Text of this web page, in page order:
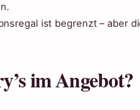
ist begrenzt – aber
im Angebot?